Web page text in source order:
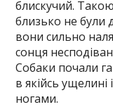
блискучий.
близько не були
вони сильно
сонця
Собаки почали
в якійсь ущелині
ногами.